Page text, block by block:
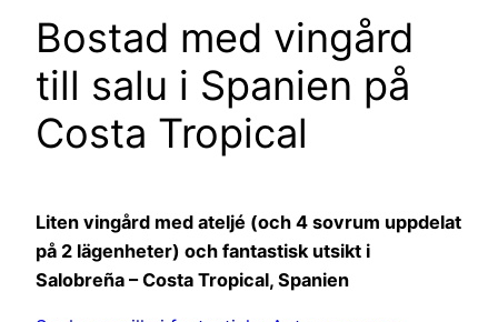
Bostad med vingård
till salu i Spanien på
Costa Tropical
Liten vingård med ateljé (och 4 sovrum uppdelat
på 2 lägenheter) och fantastisk utsikt i
Salobreña – Costa Tropical, Spanien